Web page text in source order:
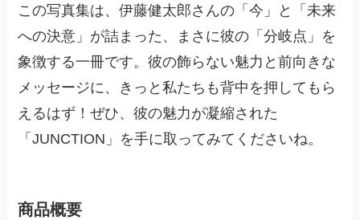
この写真集は、伊藤健太郎さんの「今」と「未来
への決意」が詰まった、まさに彼の「分岐点」を
象徴する一冊です。彼の飾らない魅力と前向きな
メッセージに、きっと私たちも背中を押してもら
えるはず！ぜひ、彼の魅力が凝縮された
「JUNCTION」を手に取ってみてくださいね。
商品概要